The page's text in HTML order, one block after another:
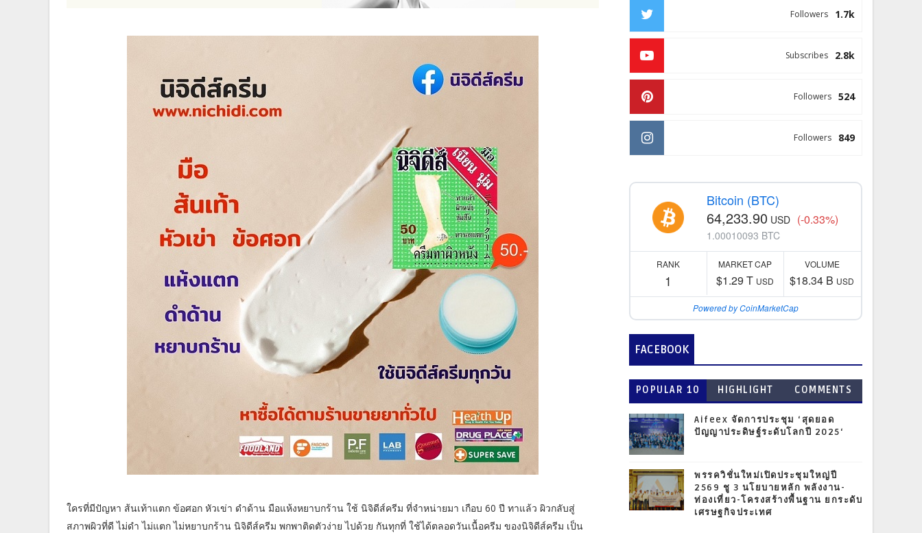
ใครที่มีปัญหา ส้นเท้าแตก ข้อศอก หัวเข่า ดำด้าน มือแห้งหยาบกร้าน ใช้ นิจิดีส์ครีม ที่จำหน่ายมา เกือบ 60 ปี ทาแล้ว ผิวกลับสู่
สภาพผิวที่ดี ไม่ดำ ไม่แตก ไม่หยาบกร้าน นิจิดีส์ครีม พกพาติดตัวง่าย ไปด้วย กันทุกที่ ใช้ได้ตลอดวันเนื้อครีม ของนิจิดีส์ครีม เป็น
1.7k
Followers
2.8k
Subscribes
524
Followers
849
Followers
Bitcoin (BTC)
64,233.90 USD (-0.33%)
1.00010093 BTC
RANK
1
MARKET CAP
$1.29 T USD
VOLUME
$18.34 B USD
Powered by CoinMarketCap
FACEBOOK
POPULAR 10 HIGHLIGHT COMMENTS
Aifeex จัดการประชุม ‘สุดยอด
ปัญญาประดิษฐ์ระดับโลกปี 2025‘
พรรควิชั่นใหม่เปิดประชุมใหญ่ปี
2569 ชู 3 นโยบายหลัก พลังงาน-
ท่องเที่ยว-โครงสร้างพื้นฐาน ยกระดับ
เศรษฐกิจประเทศ